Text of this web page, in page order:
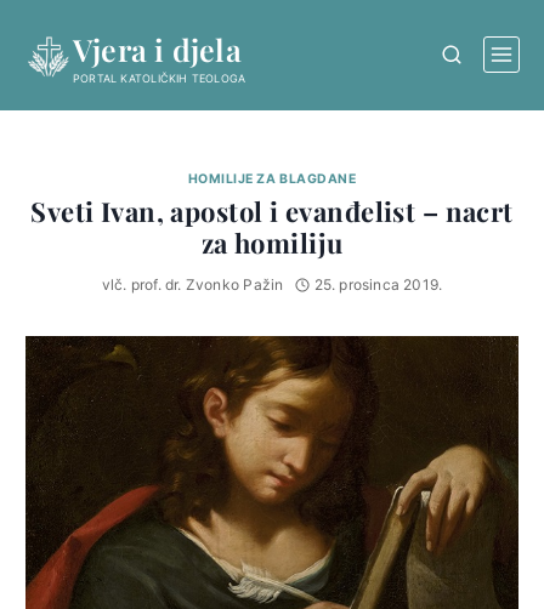
content
Vjera i djela
PORTAL KATOLIČKIH TEOLOGA
HOMILIJE ZA BLAGDANE
Sveti Ivan, apostol i evanđelist – nacrt
za homiliju
vlč. prof. dr. Zvonko Pažin 25. prosinca 2019.